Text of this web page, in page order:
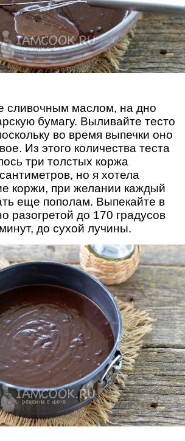
сливочным маслом, на дно
бумагу. Выливайте тесто
во время выпечки оно
Из этого количества теста
три толстых коржа
но я хотела
коржи, при желании каждый
еще пополам. Выпекайте в
разогретой до 170 градусов
до сухой лучины.